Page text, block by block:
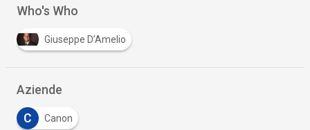
Who's Who
Giuseppe D’Amelio
Aziende
C Canon